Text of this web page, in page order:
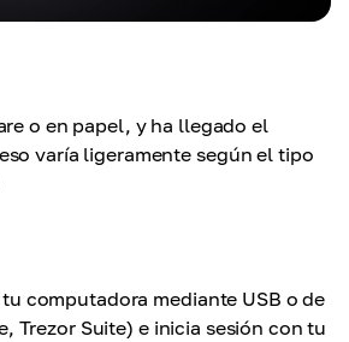
o en papel, y ha llegado el
varía ligeramente según el tipo
computadora mediante USB o de
Trezor Suite) e inicia sesión con tu